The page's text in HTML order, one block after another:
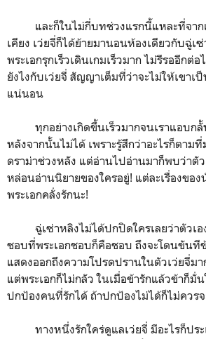
และก็ในไม่กี่บทช่วงแรกนี้แหละที่จาก
เคียง เว่ยจี่ก็ได้ย้ายมานอนห้องเดียวกับฉู่เซ่
พระเอกรุกเร็วเดินเกมเร็วมาก ไม่รีรออีกต่
ยังไงกับเว่ยจี่ สัญญาเต็มที่ว่าจะไม่ให้เขาเ
แน่นอน
ทุกอย่างเกิดขึ้นเร็วมากจนเราแอบกลั้
หลังจากนั้นไม่ได้ เพราะรู้สึกว่าอะไรก็ตาม
ดราม่าช่วงหลัง แต่อ่านไปอ่านมาก็พบว่าตัว
หล่อนอ่านนิยายของใครอยู่! แต่ละเรื่องขอ
พระเอกคลั่งรักนะ!
ฉู่เซ่าหลิงไม่ได้ปกปิดใครเลยว่าตัวเอง
ชอบที่พระเอกชอบก็คือชอบ ถึงจะโดนขันที
แสดงออกถึงความโปรดปรานในตัวเว่ยจี่มา
แต่พระเอกก็ไม่กลัว ในเมื่อข้ารักแล้วข้าก็มั่น
ปกป้องคนที่รักได้ ถ้าปกป้องไม่ได้ก็ไม่ควรจ
ทางหนึ่งรักใคร่ดูแลเว่ยจี่ มีอะไรก็ประ